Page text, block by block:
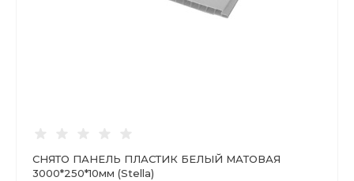
СНЯТО ПАНЕЛЬ ПЛАСТИК БЕЛЫЙ МАТОВАЯ
3000*250*10мм (Stella)